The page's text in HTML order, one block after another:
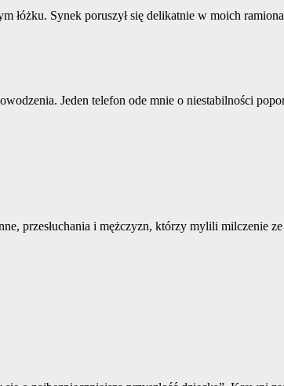
Synek poruszył się delikatnie w moich
Jeden telefon ode mnie o niestabilności
przesłuchania i mężczyzn, którzy mylili milczenie ze